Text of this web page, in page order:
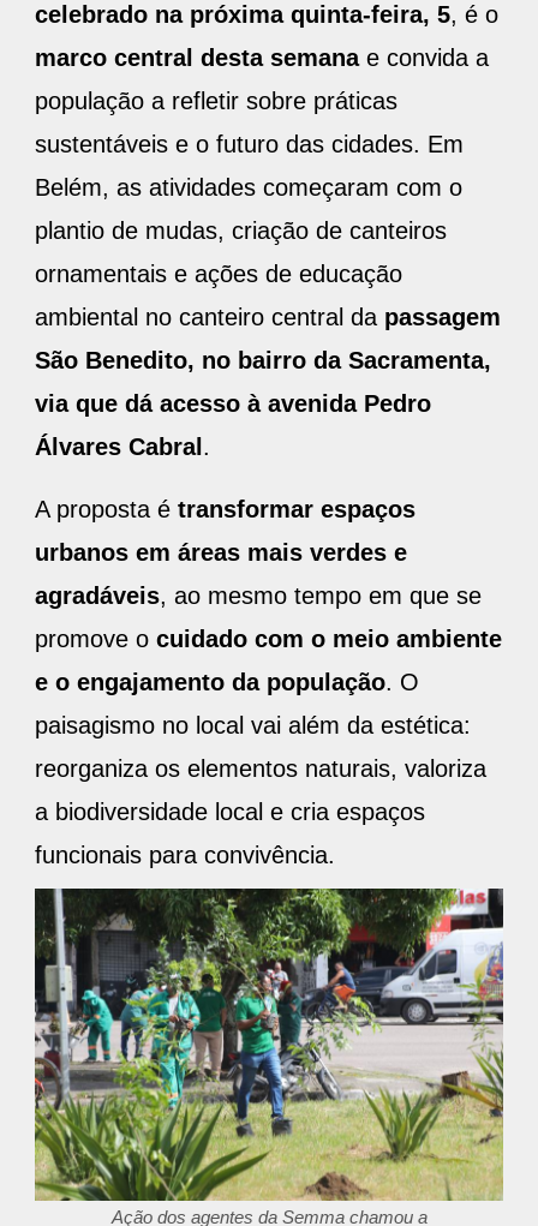
celebrado na próxima quinta-feira, 5, é o
marco central desta semanae convida a
população a refletir sobre práticas
sustentáveis e o futuro das cidades. Em
Belém, as atividades começaram com o
plantio de mudas, criação de canteiros
ornamentais e ações de educação
ambiental no canteiro central da passagem
São Benedito, no bairro da Sacramenta,
via que dá acesso à avenida Pedro
Álvares Cabral .
A proposta é transformar espaços
urbanos em áreas mais verdes e
agradáveis, ao mesmo tempo em que se
promove o cuidado com o meio ambiente
e o engajamento da população. O
paisagismo no local vai além da estética:
reorganiza os elementos naturais, valoriza
a biodiversidade local e cria espaços
funcionais para convivência.
Ação dos agentes da Semma chamou a